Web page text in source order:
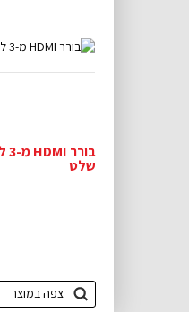
שלט
צפה במוצר